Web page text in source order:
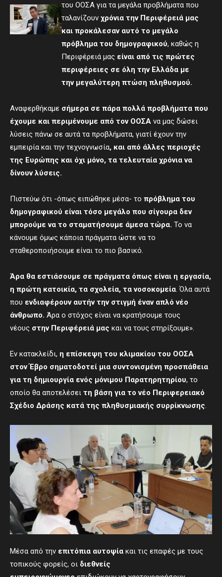
του ΟΟΣΑ για τα μεγάλα προβλήματα που
ταλανίζουνχρόνια την Περιφέρειά μας
και προκάλεσαν αυτό το μεγάλο
πρόβλημα του δημογραφικού, καθώς η
Περιφέρειά μας είναι από τις πρώτες
περιφέρειες σε όλη την Ελλάδα με
τηνμεγαλύτερη πτώση πληθυσμού.
Αναφερθήκαμε σήμερα σε πάρα πολλά προβλήματα που
έχουμε και περιμένουμε από τον ΟΟΣΑ να μας δώσει
λύσεις πάνω σε αυτά τα προβλήματα, γιατί έχουν την
εμπειρία και την τεχνογνωσία, και από άλλες περιοχές
της Ευρώπης και όχι μόνο, τα τελευταία χρόνια να
δίνουν λύσεις.
Πιστεύω ότι -όπως ειπώθηκε μέσα- το πρόβλημα του
δημογραφικού είναι τόσο μεγάλο που σίγουρα δεν
μπορούμε να το σταματήσουμε άμεσα τώρα. Το να
κάνουμε όμως κάποια πράγματα ώστε να το
σταθεροποιήσουμε είναι το πιο βασικό.
Άρα θα εστιάσουμε σε πράγματα όπως είναι η εργασία,
η πρώτη κατοικία, τα σχολεία, τα νοσοκομεία. Όλα αυτά
που ενδιαφέρουν αυτήντηνστιγμή έναν απλό νέο
άνθρωπο. Άρα ο στόχος είναι να κρατήσουμε τους
νέους στην Περιφέρειά μας και να τους στηρίξουμε».
Εν κατακλείδι, η επίσκεψη του κλιμακίου του ΟΟΣΑ
στον Έβρο σηματοδοτεί μια συντονισμένη προσπάθεια
για τη δημιουργία ενός μόνιμου Παρατηρητηρίου, το
οποίο θα αποτελέσει τη βάση για το νέο Περιφερειακό
Σχέδιο Δράσης κατά της πληθυσμιακής συρρίκνωσης.
Μέσα από την επιτόπια αυτοψία και τις επαφές με τους
τοπικούς φορείς, οι διεθνείς